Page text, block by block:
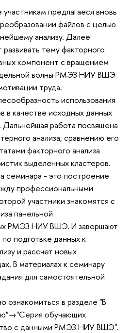
предлагаеся вновь
файлов с целью
анализу. Далее
тему факторного
компонент с вращением
волны РМЭЗ НИУ ВШЭ
труда.
использования
в качестве исходных данных
Дальнейшая работа посвящена
анализа, сравнению его
факторного анализа
выделенных кластеров.
семинара - это построение
профессиональными
участники знакомятся с
панельной
РМЭЗ НИУ ВШЭ. И завершают
подготвке данных к
и рассчет новых
В материалах к семинару
для самостоятельной
ознакомиться в разделе "В
обучающих
с данными РМЭЗ НИУ ВШЭ".